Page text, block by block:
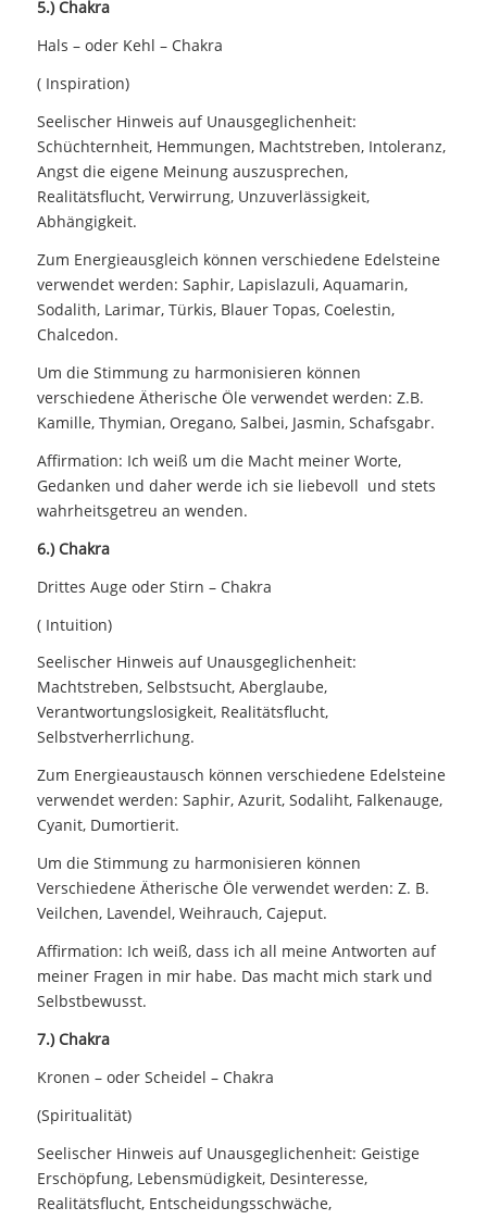
5.) Chakra
Hals – oder Kehl – Chakra
( Inspiration)
Seelischer Hinweis auf Unausgeglichenheit:
Schüchternheit, Hemmungen, Machtstreben, Intoleranz,
Angst die eigene Meinung auszusprechen,
Realitätsflucht, Verwirrung, Unzuverlässigkeit,
Abhängigkeit.
Zum Energieausgleich können verschiedene Edelsteine
verwendet werden: Saphir, Lapislazuli, Aquamarin,
Sodalith, Larimar, Türkis, Blauer Topas, Coelestin,
Chalcedon.
Um die Stimmung zu harmonisieren können
verschiedene Ätherische Öle verwendet werden: Z.B.
Kamille, Thymian, Oregano, Salbei, Jasmin, Schafsgabr.
Affirmation: Ich weiß um die Macht meiner Worte,
Gedanken und daher werde ich sie liebevoll und stets
wahrheitsgetreu an wenden.
6.) Chakra
Drittes Auge oder Stirn – Chakra
( Intuition)
Seelischer Hinweis auf Unausgeglichenheit:
Machtstreben, Selbstsucht, Aberglaube,
Verantwortungslosigkeit, Realitätsflucht,
Selbstverherrlichung.
Zum Energieaustausch können verschiedene Edelsteine
verwendet werden: Saphir, Azurit, Sodaliht, Falkenauge,
Cyanit, Dumortierit.
Um die Stimmung zu harmonisieren können
Verschiedene Ätherische Öle verwendet werden: Z. B.
Veilchen, Lavendel, Weihrauch, Cajeput.
Affirmation: Ich weiß, dass ich all meine Antworten auf
meiner Fragen in mir habe. Das macht mich stark und
Selbstbewusst.
7.) Chakra
Kronen – oder Scheidel – Chakra
(Spiritualität)
Seelischer Hinweis auf Unausgeglichenheit: Geistige
Erschöpfung, Lebensmüdigkeit, Desinteresse,
Realitätsflucht, Entscheidungsschwäche,